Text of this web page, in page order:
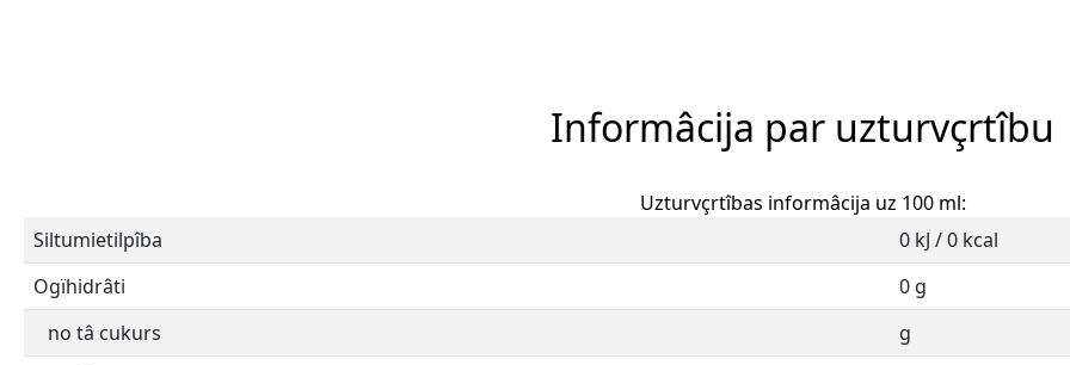
Informâcija par uzturvçrtîbu
Uzturvçrtîbas informâcija uz 100 ml:
Siltumietilpîba
0 kJ / 0 kcal
Ogïhidrâti
0 g
no tâ cukurs
g